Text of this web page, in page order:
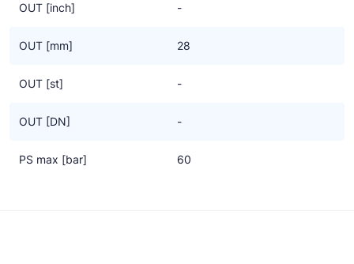
OUT [inch] -
OUT [mm] 28
OUT [st] -
OUT [DN] -
PS max [bar] 60